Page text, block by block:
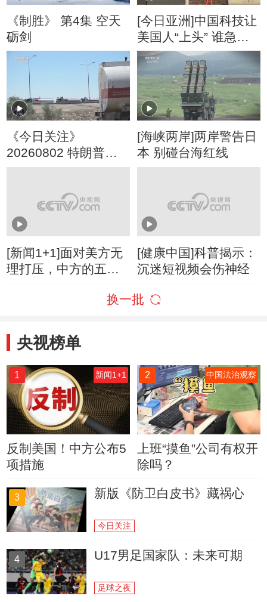
《制胜》 第4集 空天
砺剑
[今日亚洲]中国科技让
美国人“上头” 谁急
了？
《今日关注》
20260802 特朗普叫
停“最大规模”打击 伊
[海峡两岸]两岸警告日
本 别碰台海红线
[新闻1+1]面对美方无
理打压，中方的五项
[健康中国]科普揭示：
沉迷短视频会伤神经
换一批
央视榜单
1 新闻1+1
反制美国！中方公布5
项措施
2 中国法治观察
上班“摸鱼”公司有权开
除吗？
3 新版《防卫白皮书》藏祸心
今日关注
4 U17男足国家队：未来可期
足球之夜